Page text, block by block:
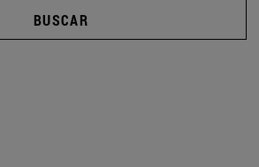
BUSCAR